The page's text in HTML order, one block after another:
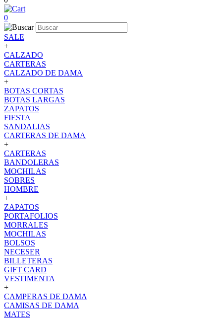
0
SALE
+
CALZADO
CARTERAS
CALZADO DE DAMA
+
BOTAS CORTAS
BOTAS LARGAS
ZAPATOS
FIESTA
SANDALIAS
CARTERAS DE DAMA
+
CARTERAS
BANDOLERAS
MOCHILAS
SOBRES
HOMBRE
+
ZAPATOS
PORTAFOLIOS
MORRALES
MOCHILAS
BOLSOS
NECESER
BILLETERAS
GIFT CARD
VESTIMENTA
+
CAMPERAS DE DAMA
CAMISAS DE DAMA
MATES